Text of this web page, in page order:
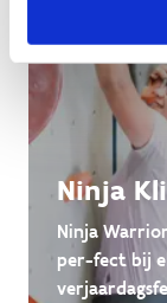
Ninja
Ninja
per-fect bij